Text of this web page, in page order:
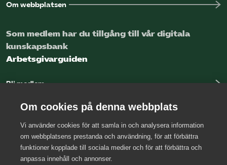
Om webbplatsen
Som medlem har du tillgång till vår digitala
kunskapsbank
Arbetsgivarguiden
Bli medlem
Kontakta oss
Om cookies på denna webbplats
Vi använder cookies för att samla in och analysera information
om webbplatsens prestanda och användning, för att förbättra
funktioner kopplade till sociala medier och för att förbättra och
anpassa innehåll och annonser.